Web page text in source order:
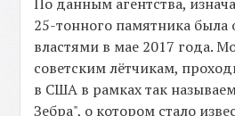
25-тонного памятника была
властями в мае 2017 года.
советским лётчикам,
в США в рамках так
Зебра", о котором стало